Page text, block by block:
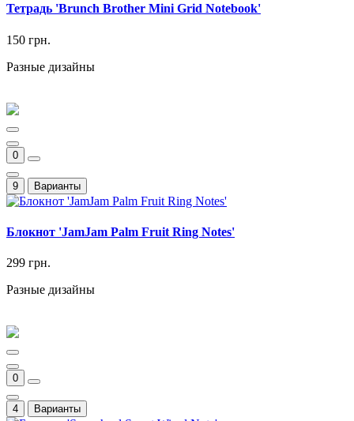
Тетрадь 'Brunch Brother Mini Grid Notebook'
150 грн.
Разные дизайны
0
9 Варианты
Блокнот 'JamJam Palm Fruit Ring Notes'
299 грн.
Разные дизайны
0
4 Варианты